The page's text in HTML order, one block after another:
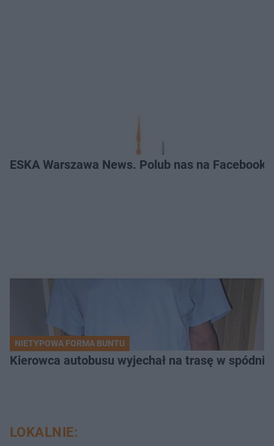
ESKA Warszawa News. Polub nas na
NIETYPOWA FORMA BUNTU
Kierowca autobusu wyjechał na trasę w
LOKALNIE: